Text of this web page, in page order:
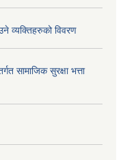
व्यक्तिहरुको विवरण
सामाजिक सुरक्षा भत्ता